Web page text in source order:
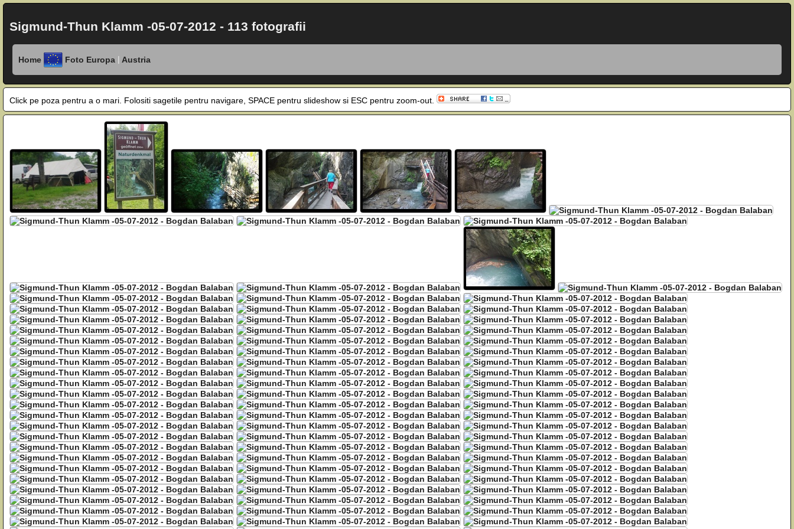
Sigmund-Thun Klamm -05-07-2012 - 113 fotografii
Home Foto Europa | Austria
Click pe poza pentru a o mari. Folositi sagetile pentru navigare, SPACE pentru slideshow si ESC pentru zoom-out.